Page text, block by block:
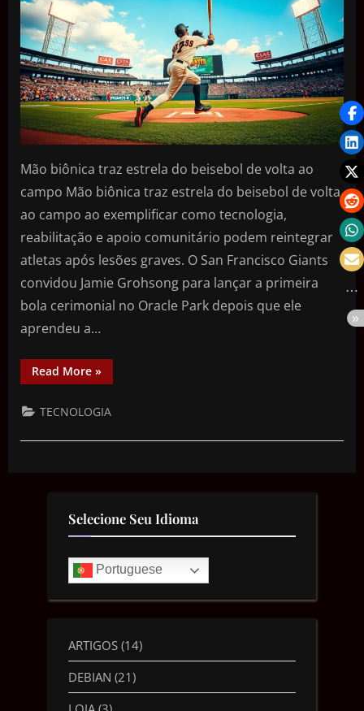
Mão biônica traz estrela do beisebol de volta ao
campo Mão biônica traz estrela do beisebol de volta
ao campo ao exemplificar como tecnologia,
reabilitação e apoio comunitário podem reintegrar
atletas após lesões graves. O San Francisco Giants
convidou Jamie Grohsong para lançar a primeira
bola cerimonial no Oracle Park depois que ele
aprendeu a…
Read More »
TECNOLOGIA
Selecione Seu Idioma
Portuguese
ARTIGOS (14)
DEBIAN (21)